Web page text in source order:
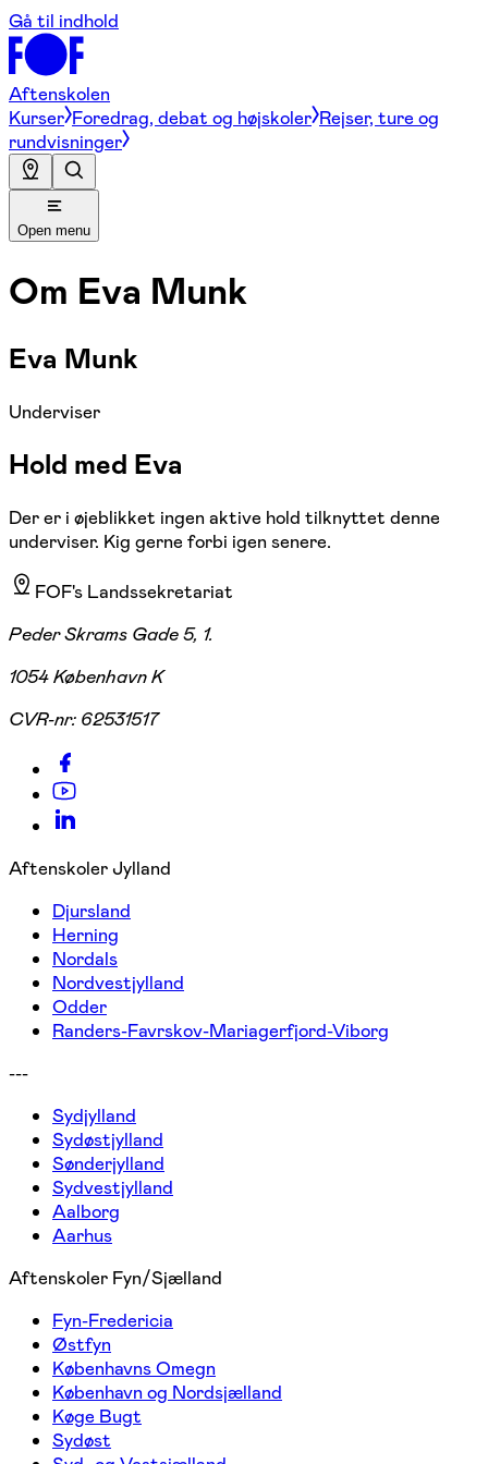
Gå til indhold
Aftenskolen
Kurser Foredrag, debat og højskoler Rejser, ture og
rundvisninger
Open menu
Om Eva Munk
Eva Munk
Underviser
Hold med Eva
Der er i øjeblikket ingen aktive hold tilknyttet denne
underviser. Kig gerne forbi igen senere.
FOF's Landssekretariat
Peder Skrams Gade 5, 1.
1054 København K
CVR-nr: 62531517
Aftenskoler Jylland
Djursland
Herning
Nordals
Nordvestjylland
Odder
Randers-Favrskov-Mariagerfjord-Viborg
---
Sydjylland
Sydøstjylland
Sønderjylland
Sydvestjylland
Aalborg
Aarhus
Aftenskoler Fyn/Sjælland
Fyn-Fredericia
Østfyn
Københavns Omegn
København og Nordsjælland
Køge Bugt
Sydøst